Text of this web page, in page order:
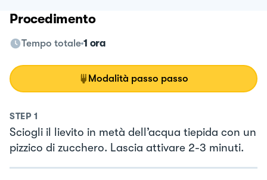
Procedimento
Tempo totale 1 ora
Modalità passo passo
STEP 1
Sciogli il lievito in metà dell’acqua tiepida con un
pizzico di zucchero. Lascia attivare 2-3 minuti.